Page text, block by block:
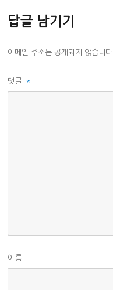
답글 남기기
이메일 주소는 공개되지 않습니다.
댓글 *
이름